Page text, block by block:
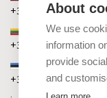
About
We use
information
provide
and
+371 2880 0880
Lietuva
+370 6168 0880
Estija
+372 5864 0880